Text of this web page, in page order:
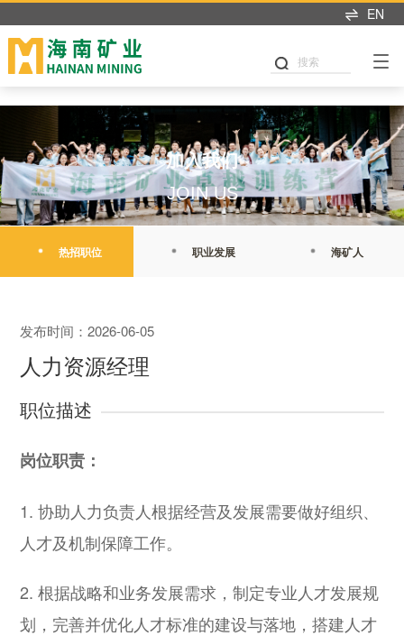
乐动官方网页版 EN
搜索
加入我们
JOIN US
热招职位 职业发展 海矿人
发布时间：2026-06-05
人力资源经理
职位描述
岗位职责：
1. 协助人力负责人根据经营及发展需要做好组织、
人才及机制保障工作。
2. 根据战略和业务发展需求，制定专业人才发展规
划，完善并优化人才标准的建设与落地，搭建人才